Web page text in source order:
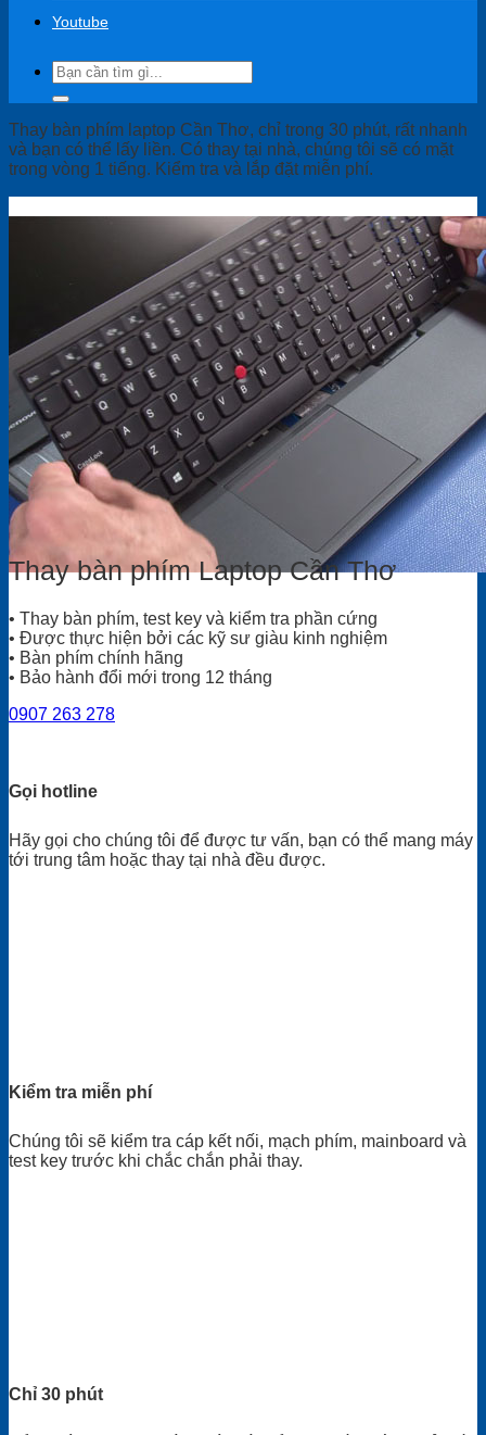
Youtube
Search
for:
Thay bàn phím laptop Cần Thơ, chỉ trong 30 phút, rất nhanh
và bạn có thể lấy liền. Có thay tại nhà, chúng tôi sẽ có mặt
trong vòng 1 tiếng. Kiểm tra và lắp đặt miễn phí.
Thay bàn phím Laptop Cần Thơ
• Thay bàn phím, test key và kiểm tra phần cứng
• Được thực hiện bởi các kỹ sư giàu kinh nghiệm
• Bàn phím chính hãng
• Bảo hành đổi mới trong 12 tháng
0907 263 278
Gọi hotline
Hãy gọi cho chúng tôi để được tư vấn, bạn có thể mang máy
tới trung tâm hoặc thay tại nhà đều được.
Kiểm tra miễn phí
Chúng tôi sẽ kiểm tra cáp kết nối, mạch phím, mainboard và
test key trước khi chắc chắn phải thay.
Chỉ 30 phút